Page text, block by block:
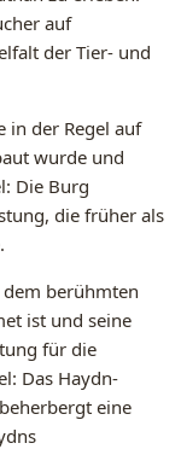
auf
der Tier- und
in der Regel auf
wurde und
Die Burg
die früher als
dem berühmten
ist und seine
für die
Das Haydn-
eine